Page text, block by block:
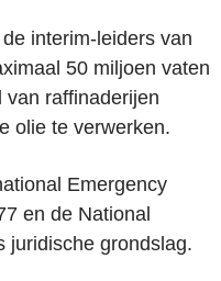
interim-leiders van
50 miljoen vaten
van raffinaderijen
olie te verwerken.
Emergency
en de National
juridische grondslag.